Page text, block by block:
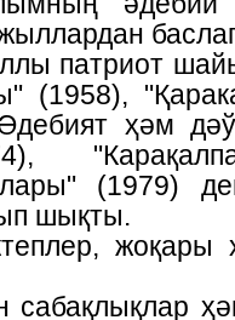
(1958),
ҳәм
(1979)
шықты.